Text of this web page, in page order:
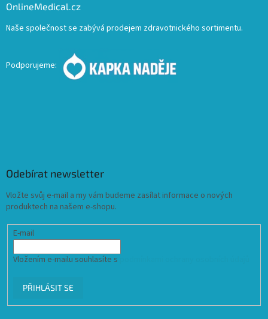
OnlineMedical.cz
Naše společnost se zabývá prodejem zdravotnického sortimentu.
Podporujeme:
Odebírat newsletter
Vložte svůj e-mail a my vám budeme zasílat informace o nových
produktech na našem e-shopu.
E-mail
Vložením e-mailu souhlasíte s
PŘIHLÁSIT SE